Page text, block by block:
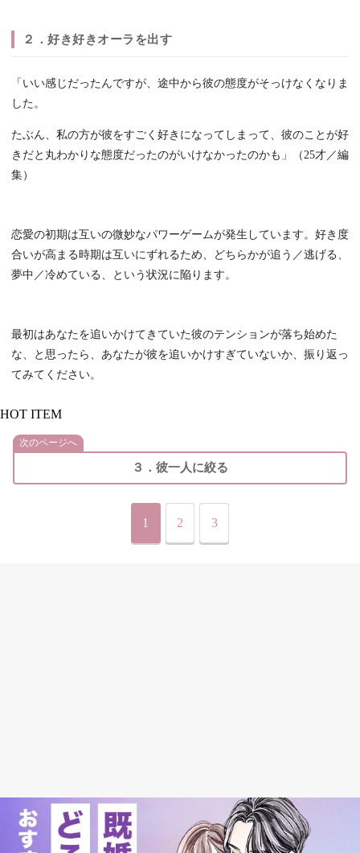
２．好き好きオーラを出す
「いい感じだったんですが、途中から彼の態度がそっけなくなりま
した。
たぶん、私の方が彼をすごく好きになってしまって、彼のことが好
きだと丸わかりな態度だったのがいけなかったのかも」（25才／編
集）
恋愛の初期は互いの微妙なパワーゲームが発生しています。好き度
合いが高まる時期は互いにずれるため、どちらかが追う／逃げる、
夢中／冷めている、という状況に陥ります。
最初はあなたを追いかけてきていた彼のテンションが落ち始めた
な、と思ったら、あなたが彼を追いかけすぎていないか、振り返っ
てみてください。
HOT ITEM
次のページへ
３．彼一人に絞る
1 2 3